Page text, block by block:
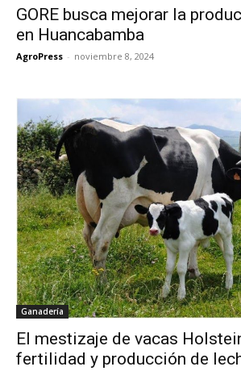
GORE busca mejorar la
en Huancabamba
AgroPress - noviembre 8, 2024
Ganadería
El mestizaje de vacas
fertilidad y producción de